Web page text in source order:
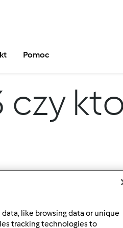
Pomoc
czy
like browsing data or unique
tracking technologies to